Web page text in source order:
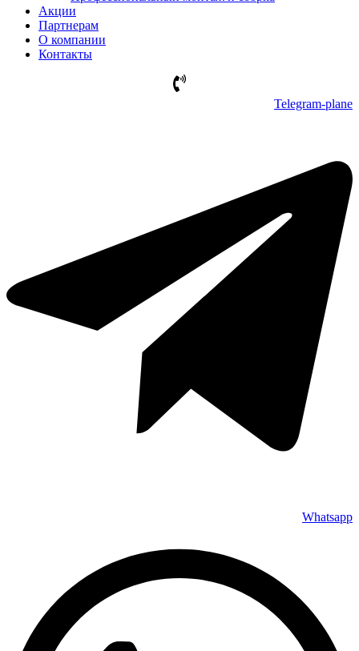
Акции
Партнерам
О компании
Контакты
Telegram-plane
Whatsapp